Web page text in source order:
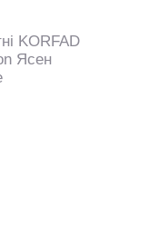
KORFAD
Ясен